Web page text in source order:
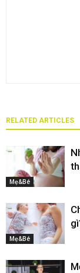
RELATED ARTICLES
Mẹ&Bé
Mẹ&Bé